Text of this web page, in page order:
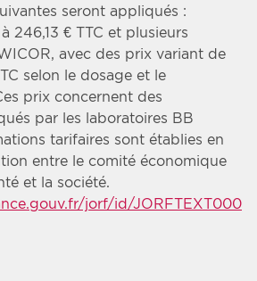
seront appliqués :
246,13 € TTC et plusieurs
avec des prix variant de
selon le dosage et le
prix concernent des
par les laboratoires BB
tarifaires sont établies en
entre le comité économique
et la société.
jorf/id/JORFTEXT000